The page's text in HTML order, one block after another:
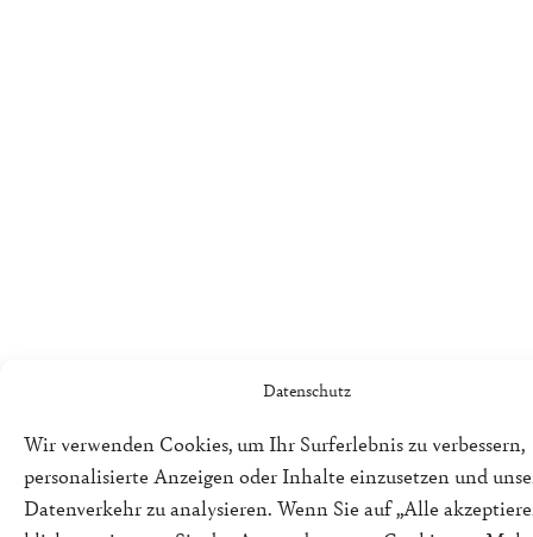
Datenschutz
Wir verwenden Cookies, um Ihr Surferlebnis zu verbessern,
personalisierte Anzeigen oder Inhalte einzusetzen und
Datenverkehr zu analysieren. Wenn Sie auf „Alle